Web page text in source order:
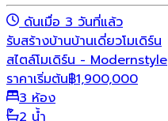
ดันเมื่อ 3 วันที่แล้ว
รับสร้างบ้านบ้านเดี่ยวโมเดิร์น
สไตล์โมเดิร์น - Modernstyle
ราคาเริ่มต้น฿1,900,000
3 ห้อง